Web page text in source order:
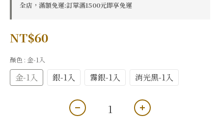
全店，滿額免運:訂單滿1500元即享免運
NT$60
顏色 : 金-1入
金-1入 銀-1入 霧銀-1入 消光黑-1入